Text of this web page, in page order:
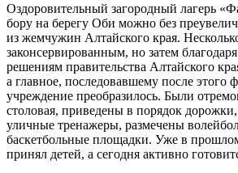
Оздоровительный загородный лагерь
бору на берегу Оби можно без
из жемчужин Алтайского края.
законсервированным, но затем
решениям правительства Алтайского
а главное, последовавшему после этого
учреждение преобразилось. Были
столовая, приведены в порядок
уличные тренажеры, размечены
баскетбольные площадки. Уже в
принял детей, а сегодня активно